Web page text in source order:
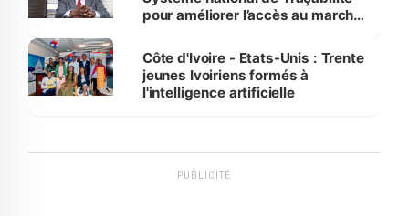
pour améliorer l’accès au marché
Côte d'Ivoire - Etats-Unis : Trente
jeunes Ivoiriens formés à
l'intelligence artificielle
PUBLICITÉ